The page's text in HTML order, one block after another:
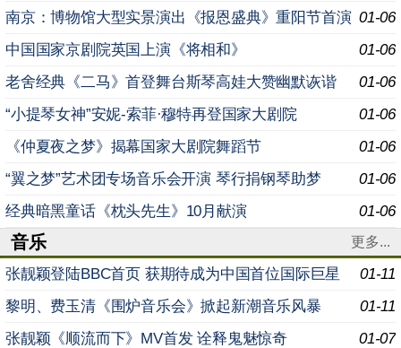
01-06
南京：博物馆大型实景演出《报恩盛典》重阳节首演
01-06
中国国家京剧院英国上演《将相和》
01-06
老舍经典《二马》首登舞台斯琴高娃大赞幽默诙谐
01-06
“小提琴女神”安妮-索菲·穆特再登国家大剧院
01-06
《仲夏夜之梦》揭幕国家大剧院舞蹈节
01-06
“翼之梦”艺术团专场音乐会开演 琴行捐钢琴助梦
01-06
经典暗黑童话《枕头先生》10月献演
音乐 更多...
01-11
张靓颖登陆BBC首页 获期待成为中国首位国际巨星
01-11
黎明、费玉清《围炉音乐会》掀起新潮音乐风暴
01-07
张靓颖《顺流而下》MV首发 诠释鬼魅惊奇